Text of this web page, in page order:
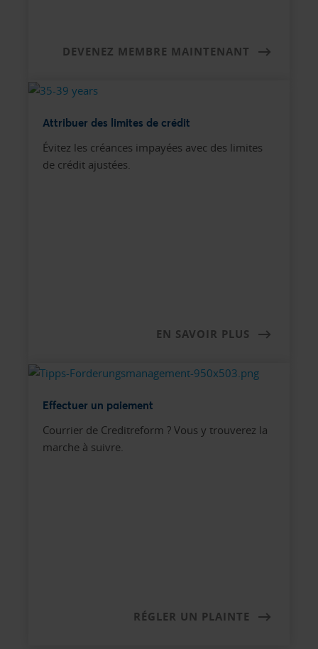
DEVENEZ MEMBRE MAINTENANT
Attribuer des limites de crédit
Évitez les créances impayées avec des limites
de crédit ajustées.
EN SAVOIR PLUS
Effectuer un paiement
Courrier de Creditreform ? Vous y trouverez la
marche à suivre.
RÉGLER UN PLAINTE